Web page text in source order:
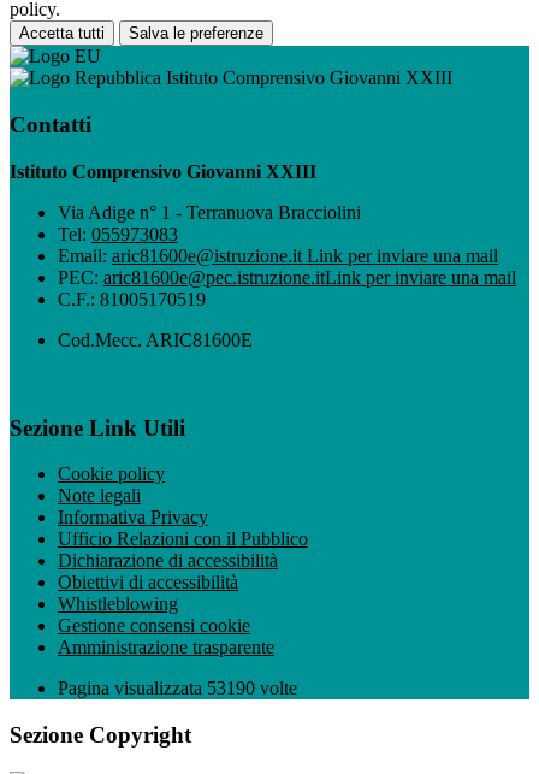
policy.
Accetta tutti Salva le preferenze
Istituto Comprensivo Giovanni XXIII
Contatti
Istituto Comprensivo Giovanni XXIII
Via Adige n° 1 - Terranuova Bracciolini
Tel: 055973083
Email: aric81600e@istruzione.it Link per inviare una mail
PEC: aric81600e@pec.istruzione.itLink per inviare una mail
C.F.: 81005170519
Cod.Mecc. ARIC81600E
Sezione Link Utili
Cookie policy
Note legali
Informativa Privacy
Ufficio Relazioni con il Pubblico
Dichiarazione di accessibilità
Obiettivi di accessibilità
Whistleblowing
Gestione consensi cookie
Amministrazione trasparente
Pagina visualizzata 53190 volte
Sezione Copyright